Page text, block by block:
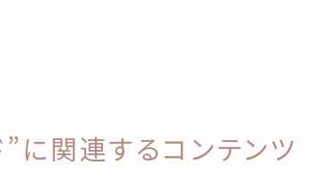
”に関連するコンテンツ